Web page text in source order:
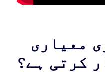
معیاری
کرتی ہے؟